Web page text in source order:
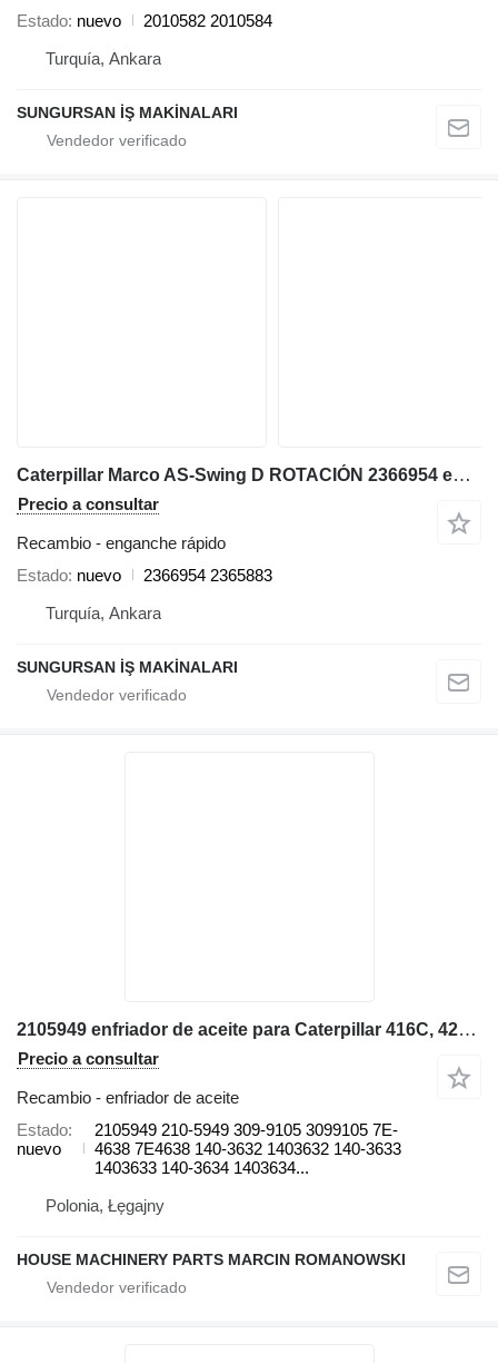
Estado nuevo
2010582 2010584
Turquía, Ankara
SUNGURSAN İŞ MAKİNALARI
Caterpillar Marco AS-Swing D ROTACIÓN 2366954 enganche rápido para Caterpillar 424D-428D-432D-438D-442D retroexcavadora
Precio a consultar
Recambio - enganche rápido
Estado nuevo
2366954 2365883
Turquía, Ankara
SUNGURSAN İŞ MAKİNALARI
2105949 enfriador de aceite para Caterpillar 416C, 426C, 428C, 436C, 438C 416C, 416D, 420D, 424D, 426C, 428C, retroexcavadora
Precio a consultar
Recambio - enfriador de aceite
Estado
nuevo
2105949 210-5949 309-9105 3099105 7E-
4638 7E4638 140-3632 1403632 140-3633
1403633 140-3634 1403634...
Polonia, Łęgajny
HOUSE MACHINERY PARTS MARCIN ROMANOWSKI